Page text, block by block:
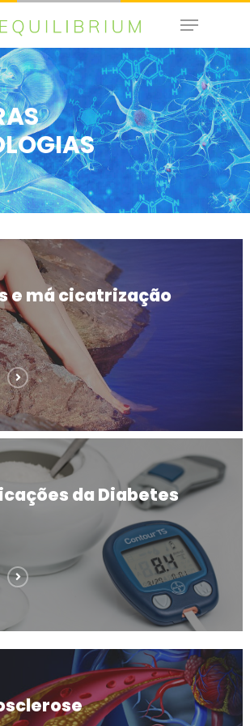
search or ESC to close
e má cicatrização
da Diabetes